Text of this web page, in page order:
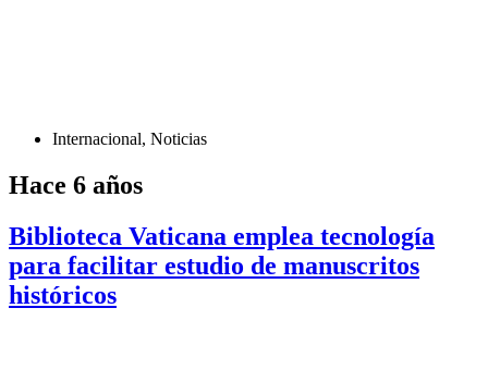
Internacional, Noticias
Hace 6 años
Biblioteca Vaticana emplea tecnología
para facilitar estudio de manuscritos
históricos